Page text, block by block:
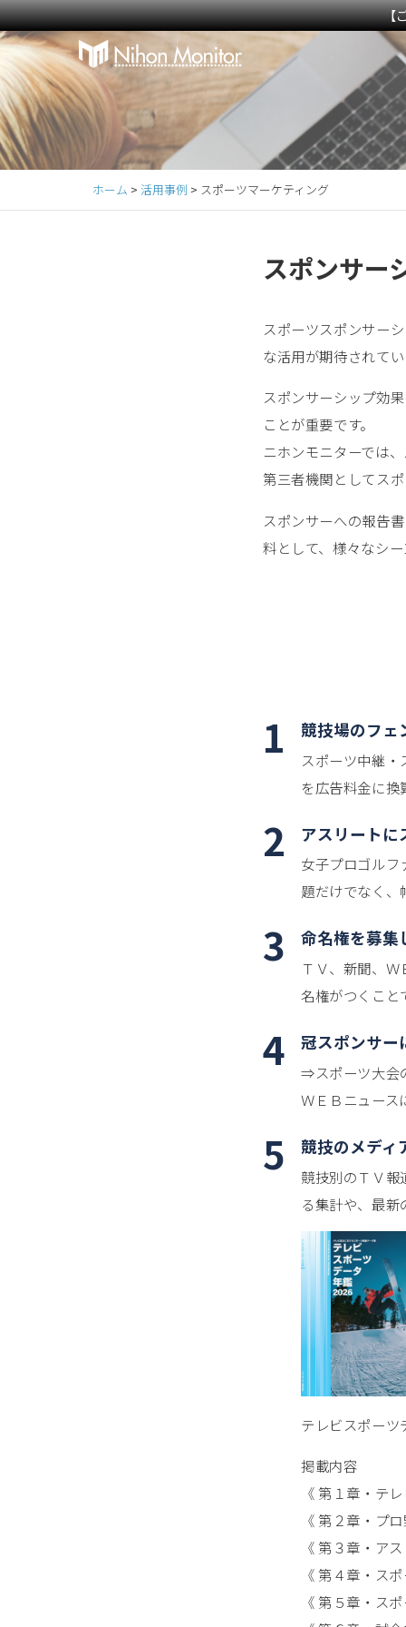
【
Primary
Menu
S
i
p
t
o
c
ホーム > 活用事例 > スポーツマーケティング
スポンサー
スポーツスポンサー
な活用が期待されて
スポンサーシップ効
ことが重要です。
ニホンモニターでは
第三者機関としてス
スポンサーへの報告
料として、様々なシ
1 競技場のフェ
スポーツ中継
を広告料金に
2 アスリートに
女子プロゴルフ
題だけでなく、
3 命名権を募集
ＴＶ、新聞、
名権がつくこと
4 冠スポンサー
⇒スポーツ大会
ＷＥＢニュース
5 競技のメディ
競技別のＴＶ
る集計や、最
テレビスポーツ
掲載内容
《 第１章・テ
《 第２章・プ
《 第３章・ア
《 第４章・ス
《 第５章・ス